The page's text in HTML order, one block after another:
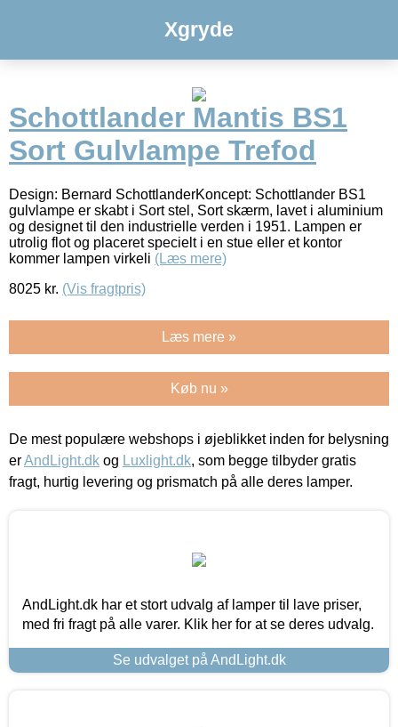
Xgryde
Schottlander Mantis BS1
Sort Gulvlampe Trefod
Design: Bernard SchottlanderKoncept: Schottlander BS1
gulvlampe er skabt i Sort stel, Sort skærm, lavet i aluminium
og designet til den industrielle verden i 1951. Lampen er
utrolig flot og placeret specielt i en stue eller et kontor
kommer lampen virkeli (Læs mere)
8025 kr. (Vis fragtpris)
Læs mere »
Køb nu »
De mest populære webshops i øjeblikket inden for belysning
erAndLight.dk og Luxlight.dk, som begge tilbyder gratis
fragt, hurtig levering og prismatch på alle deres lamper.
AndLight.dk har et stort udvalg af lamper til lave priser,
med fri fragt på alle varer. Klik her for at se deres udvalg.
Se udvalget på AndLight.dk